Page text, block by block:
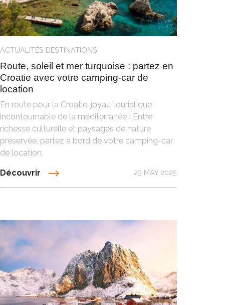
ACTUALITÉS DESTINATIONS
Route, soleil et mer turquoise : partez en
Croatie avec votre camping-car de
location
En route pour la Croatie, joyau touristique
incontournable de la méditerranée ! Entre
richesse culturelle et paysages de nature
préservée, partez à bord de votre camping-car
de location.
Découvrir 23 MAY 2025